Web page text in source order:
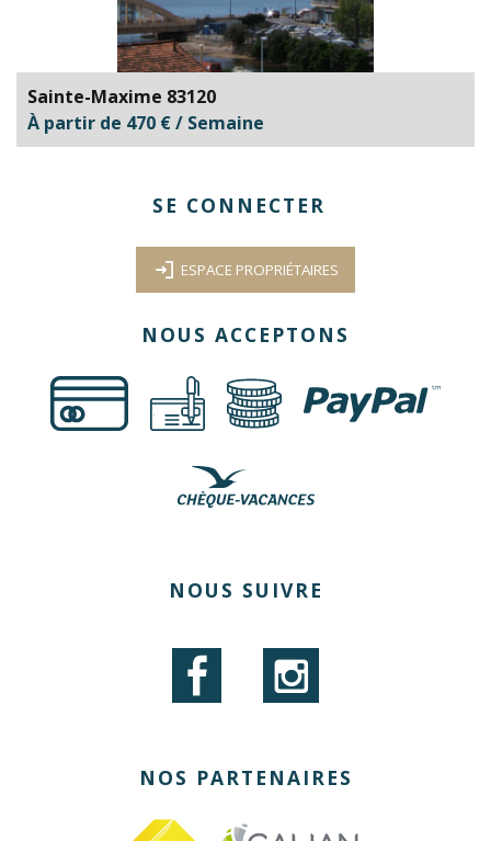
Sainte-Maxime 83120
À partir de 470 € / Semaine
SE CONNECTER
ESPACE PROPRIÉTAIRES
NOUS ACCEPTONS
NOUS SUIVRE
NOS PARTENAIRES